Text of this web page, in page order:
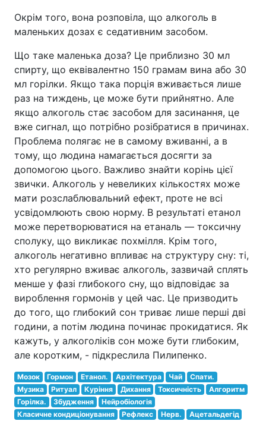
Окрім того, вона розповіла, що алкоголь в
маленьких дозах є седативним засобом.
Що таке маленька доза? Це приблизно 30 мл
спирту, що еквівалентно 150 грамам вина або 30
мл горілки. Якщо така порція вживається лише
раз на тиждень, це може бути прийнятно. Але
якщо алкоголь стає засобом для засинання, це
вже сигнал, що потрібно розібратися в причинах.
Проблема полягає не в самому вживанні, а в
тому, що людина намагається досягти за
допомогою цього. Важливо знайти корінь цієї
звички. Алкоголь у невеликих кількостях може
мати розслаблювальний ефект, проте не всі
усвідомлюють свою норму. В результаті етанол
може перетворюватися на етаналь — токсичну
сполуку, що викликає похмілля. Крім того,
алкоголь негативно впливає на структуру сну: ті,
хто регулярно вживає алкоголь, зазвичай сплять
менше у фазі глибокого сну, що відповідає за
вироблення гормонів у цей час. Це призводить
до того, що глибокий сон триває лише перші дві
години, а потім людина починає прокидатися. Як
кажуть, у алкоголіків сон може бути глибоким,
але коротким, - підкреслила Пилипенко.
Мозок Гормон Етанол. Архітектура Чай
Спати.
Музика
Ритуал Куріння Дихання Токсичність
Алгоритм
Горілка.
Збудження
Нейробіологія
Класичне кондиціонування
Рефлекс Нерв. Ацетальдегід